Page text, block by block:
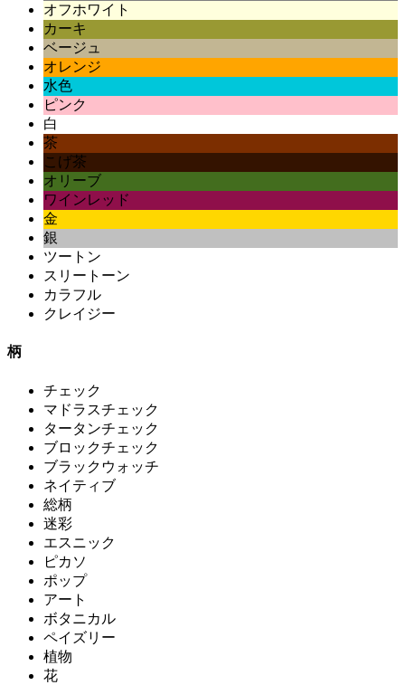
オフホワイト
カーキ
ベージュ
オレンジ
水色
ピンク
白
茶
こげ茶
オリーブ
ワインレッド
金
銀
ツートン
スリートーン
カラフル
クレイジー
柄
チェック
マドラスチェック
タータンチェック
ブロックチェック
ブラックウォッチ
ネイティブ
総柄
迷彩
エスニック
ピカソ
ポップ
アート
ボタニカル
ペイズリー
植物
花